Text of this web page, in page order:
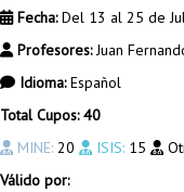
Fecha:Del 13 al 25 de
Profesores:Juan
Idioma:Español
Total Cupos: 40
MINE: 20 ISIS: 15
Válido por: